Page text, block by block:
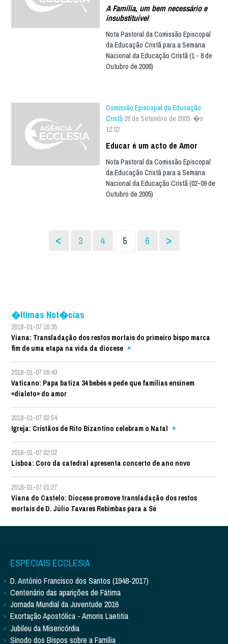
A Família, um bem necessário e
insubstituível
Nota Pastoral da Comissão Episcopal
da Educação Cristã para a Semana
Nacional da Educação Cristã (1 - 8 de
Outubro de 2006)
Comissão Episcopal da Educação
Cristã 26 de Setembro de 2005, �s
12:02
Educar é um acto de Amor
Nota Pastoral da Comissão Episcopal
da Educação Cristã para a Semana
Nacional da Educação Cristã (02-09 de
Outubro de 2005)
< 3 4 5 6 >
�ltimas Not�cias
2018-01-07 16:35
Viana: Transladação dos restos mortais do primeiro bispo marca
fim de uma etapa na vida da diocese
2018-01-07 09:43
Vaticano: Papa batiza 34 bebés e pede que famílias ensinem
«dialeto» do amor
2018-01-07 02:54
Igreja: Cristãos de Rito Bizantino celebram o Natal
2018-01-07 02:02
Lisboa: Coro da catedral apresenta concerto de ano novo
2018-01-07 01:27
Viana do Castelo: Diocese promove transladação dos restos
mortais de D. Júlio Tavares Rebimbas para a Sé
ESPECIAIS ECCLESIA
D. António Francisco dos Santos (1948-2017)
Centenário das aparições de Fátima
Jornada Mundial da Juventude 2016
Exortação Apostólica - Amoris Laetitia
Jubileu da Misericórdia
Sínodo dos Bispos sobre a Família